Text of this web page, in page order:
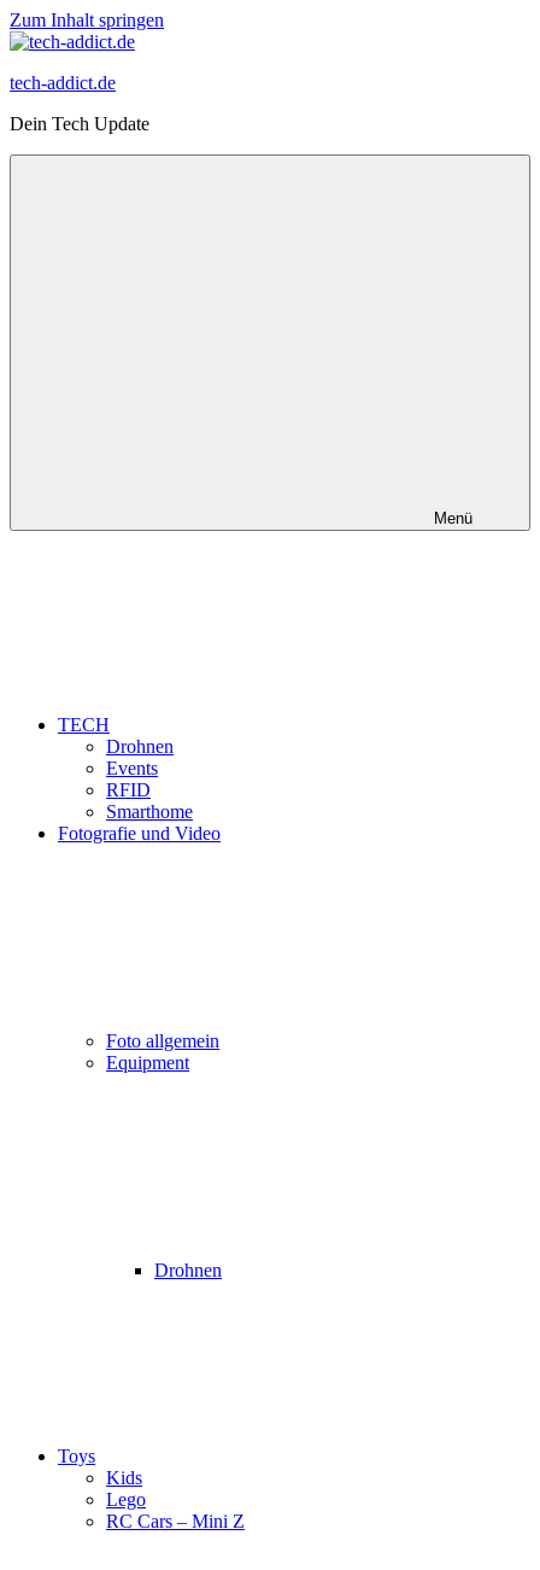
Zum Inhalt springen
tech-addict.de
Dein Tech Update
Menü
TECH
Drohnen
Events
RFID
Smarthome
Fotografie und Video
Foto allgemein
Equipment
Drohnen
Toys
Kids
Lego
RC Cars – Mini Z